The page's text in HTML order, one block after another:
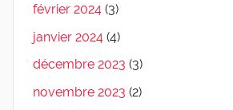
février 2024 (3)
janvier 2024 (4)
décembre 2023 (3)
novembre 2023 (2)